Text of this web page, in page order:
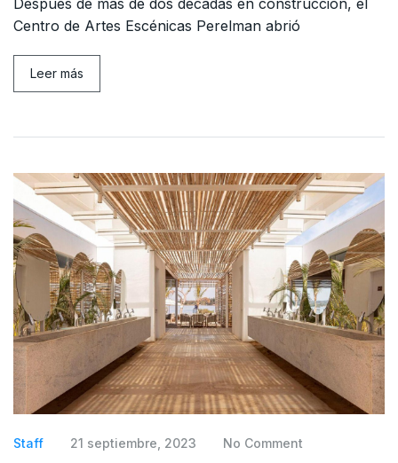
Después de más de dos décadas en construcción, el
Centro de Artes Escénicas Perelman abrió
Leer más
Staff 21 septiembre, 2023 No Comment